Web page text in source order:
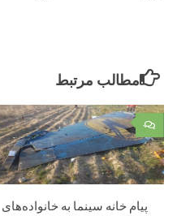
مطالب مرتبط
۰
پیام خانه سینما به خانواده‌های